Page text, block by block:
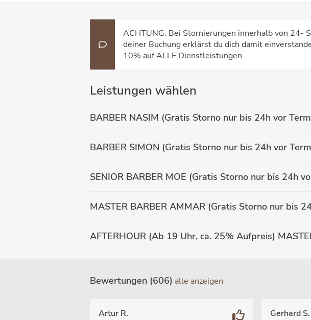
ACHTUNG: Bei Stornierungen innerhalb von 24-
deiner Buchung erklärst du dich damit
10% auf ALLE Dienstleistungen.
Leistungen wählen
BARBER NASIM (Gratis Storno nur bis 24h vor
BARBER SIMON (Gratis Storno nur bis 24h vor
SENIOR BARBER MOE (Gratis Storno nur bis 24h
MASTER BARBER AMMAR (Gratis Storno nur bis
Bewertungen (606) alle anzeigen
Artur R. Gerhard S.